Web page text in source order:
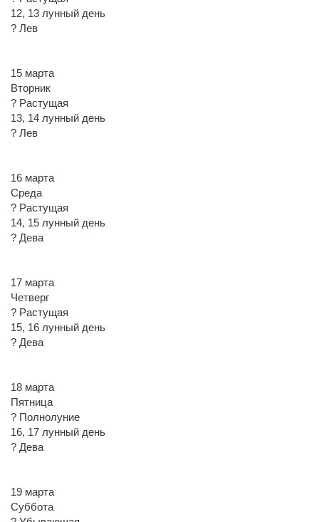
12, 13 лунный день
? Лев
15 марта
Вторник
? Растущая
13, 14 лунный день
? Лев
16 марта
Среда
? Растущая
14, 15 лунный день
? Дева
17 марта
Четверг
? Растущая
15, 16 лунный день
? Дева
18 марта
Пятница
? Полнолуние
16, 17 лунный день
? Дева
19 марта
Суббота